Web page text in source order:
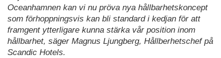
Oceanhamnen kan vi nu pröva nya hållbarhetskoncept
som förhoppningsvis kan bli standard i kedjan för att
framgent ytterligare kunna stärka vår position inom
hållbarhet, säger Magnus Ljungberg, Hållberhetschef på
Scandic Hotels.